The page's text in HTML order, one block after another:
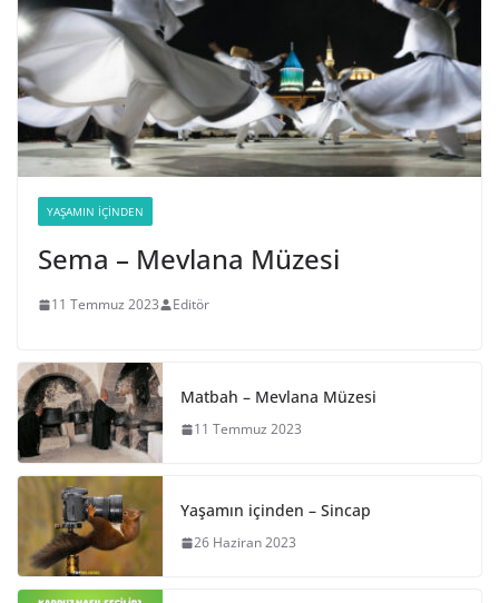
YAŞAMIN İÇINDEN
Sema – Mevlana Müzesi
11 Temmuz 2023 Editör
Matbah – Mevlana Müzesi
11 Temmuz 2023
Yaşamın içinden – Sincap
26 Haziran 2023